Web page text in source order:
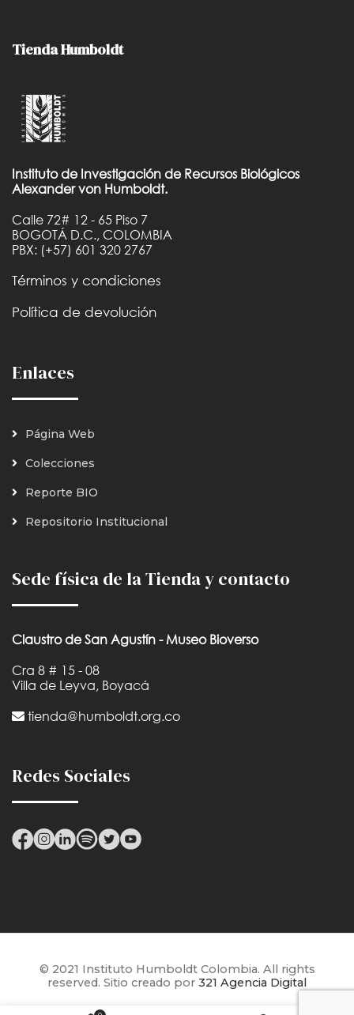
Tienda Humboldt
Instituto de Investigación de Recursos Biológicos
Alexander von Humboldt.
Calle 72# 12 - 65 Piso 7
BOGOTÁ D.C., COLOMBIA
PBX: (+57) 601 320 2767
Términos y condiciones
Política de devolución
Enlaces
Página Web
Colecciones
Reporte BIO
Repositorio Institucional
Sede física de la Tienda y contacto
Claustro de San Agustín - Museo Bioverso
Cra 8 # 15 - 08
Villa de Leyva, Boyacá
tienda@humboldt.org.co
Redes Sociales
© 2021 Instituto Humboldt Colombia. All rights
reserved. Sitio creado por 321 Agencia Digital